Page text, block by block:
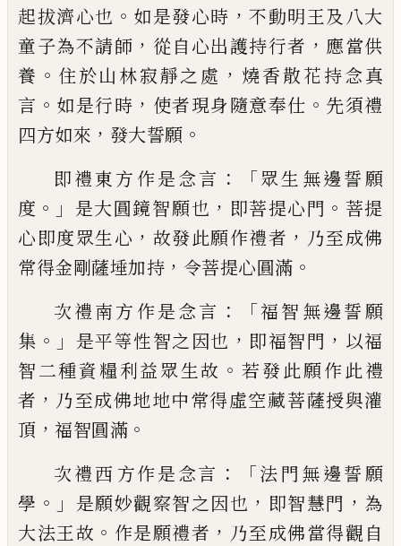
起拔濟心也 。 如是發心時 ， 不動明王及八大
童子為不請師 ， 從自心出護持行者 ， 應當供
養 。 住於山林寂靜之處 ， 燒香散花持念真
言 。 如是行時 ， 使者現身隨意奉仕 。 先須禮
四方如來 ， 發大誓願 。
即禮東方作是念言 ：「眾生無邊誓願
度 。」 是大圓鏡智願也 ， 即菩提心門 。 菩提
心即度眾生心 ， 故發此願作禮者 ， 乃至成佛
常得金剛薩埵加持 ， 令菩提心圓滿 。
次禮南方作是念言 ：「福智無邊誓願
集 。」 是平等性智之因也 ， 即福智門 ， 以福
智二種資糧利益眾生故 。 若發此願作此禮
者 ， 乃至成佛地地中常得虛空藏菩薩授與灌
頂 ， 福智圓滿 。
次禮西 方作是念言 ：「法門無邊誓願
學 。」 是願妙觀察智之因也 ， 即智慧門 ， 為
大法王故 。 作是願禮者 ， 乃至成佛當得觀自